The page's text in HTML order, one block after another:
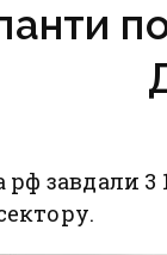
рф завдали